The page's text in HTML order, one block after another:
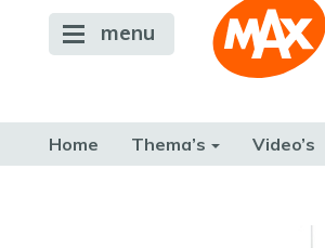
menu
Home Thema’s Video’s